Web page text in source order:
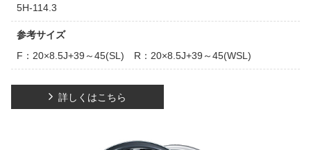
5H-114.3
参考サイズ
F：20×8.5J+39～45(SL) R：20×8.5J+39～45(WSL)
詳しくはこちら